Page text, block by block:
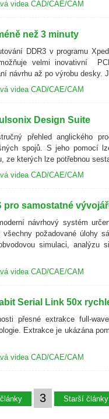
videa CAD/CAE/CAM
než 3 minuty
DDR3 v programu
velmi inovativní
návrhu až po výrobu desky.
videa CAD/CAE/CAM
Design Suite
přehled anglického
spojů. S jeho pomocí
ze kterých lze potřebnou
videa CAD/CAE/CAM
samostatné
návrhový systém
všechny požadované úlohy
simulaci, analýzu
videa CAD/CAE/CAM
Serial Link 50x
přesné extrakce full-
Extrakce je ukázána
videa CAD/CAE/CAM
3 Starší články